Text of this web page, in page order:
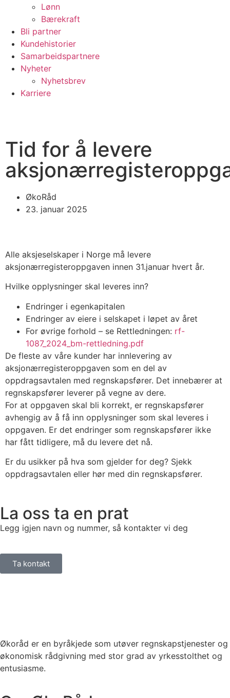
Lønn
Bærekraft
Bli partner
Kundehistorier
Samarbeidspartnere
Nyheter
Nyhetsbrev
Karriere
Tid for å levere
ØkoRåd
23. januar 2025
Alle aksjeselskaper i Norge må levere
aksjonærregisteroppgaven innen 31.januar hvert år.
Hvilke opplysninger skal leveres inn?
Endringer i egenkapitalen
Endringer av eiere i selskapet i løpet av året
For øvrige forhold – se Rettledningen: rf-
1087_2024_bm-rettledning.pdf
De fleste av våre kunder har innlevering av
aksjonærregisteroppgaven som en del av
oppdragsavtalen med regnskapsfører. Det innebærer at
regnskapsfører leverer på vegne av dere.
For at oppgaven skal bli korrekt, er regnskapsfører
avhengig av å få inn opplysninger som skal leveres i
oppgaven. Er det endringer som regnskapsfører ikke
har fått tidligere, må du levere det nå.
Er du usikker på hva som gjelder for deg? Sjekk
oppdragsavtalen eller hør med din regnskapsfører.
La oss ta en prat
Legg igjen navn og nummer, så kontakter vi deg
Ta kontakt
Økoråd er en byråkjede som utøver regnskapstjenester og
økonomisk rådgivning med stor grad av yrkesstolthet og
entusiasme.